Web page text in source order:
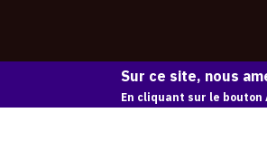
Sur ce site, nous
En cliquant sur le